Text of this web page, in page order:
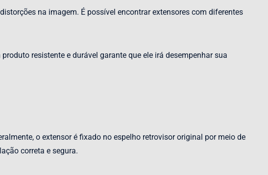
na imagem. É possível encontrar extensores com diferentes
resistente e durável garante que ele irá desempenhar sua
o extensor é fixado no espelho retrovisor original por meio de
correta e segura.